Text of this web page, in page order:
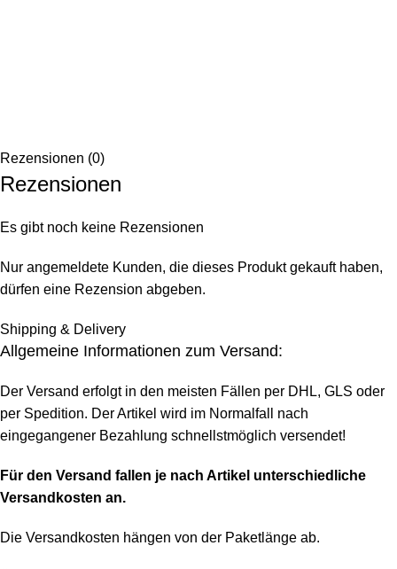
Rezensionen (0)
Rezensionen
Es gibt noch keine Rezensionen
Nur angemeldete Kunden, die dieses Produkt gekauft haben,
dürfen eine Rezension abgeben.
Shipping & Delivery
Allgemeine Informationen zum Versand:
Der Versand erfolgt in den meisten Fällen per DHL, GLS oder
per Spedition. Der Artikel wird im Normalfall nach
eingegangener Bezahlung schnellstmöglich versendet!
Für den Versand fallen je nach Artikel unterschiedliche
Versandkosten an.
Die Versandkosten hängen von der Paketlänge ab.